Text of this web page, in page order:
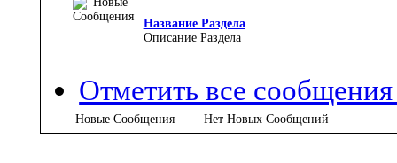
Название Раздела
Описание Раздела
Отметить все
Новые Сообщения Нет Новых Сообщений